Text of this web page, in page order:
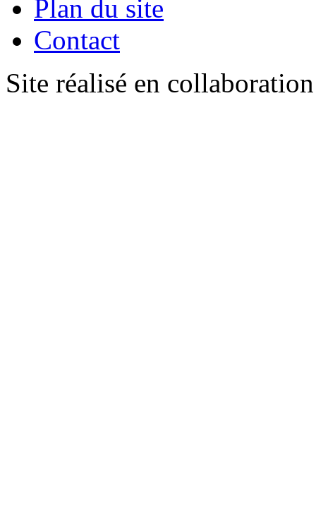
Plan du site
Contact
Site réalisé en